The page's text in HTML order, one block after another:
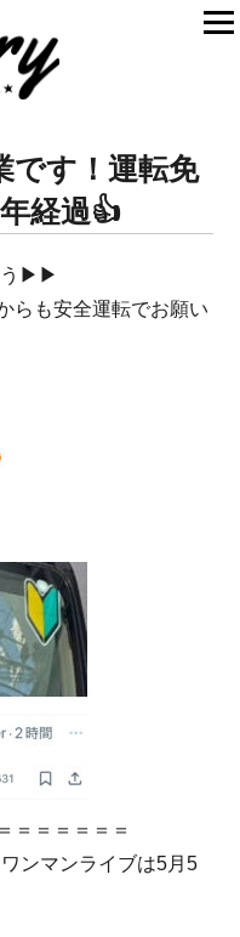
す！運転免
経過👍
う▶▶
らも安全運転でお願い
＝＝＝＝＝＝
ンマンライブは5月5